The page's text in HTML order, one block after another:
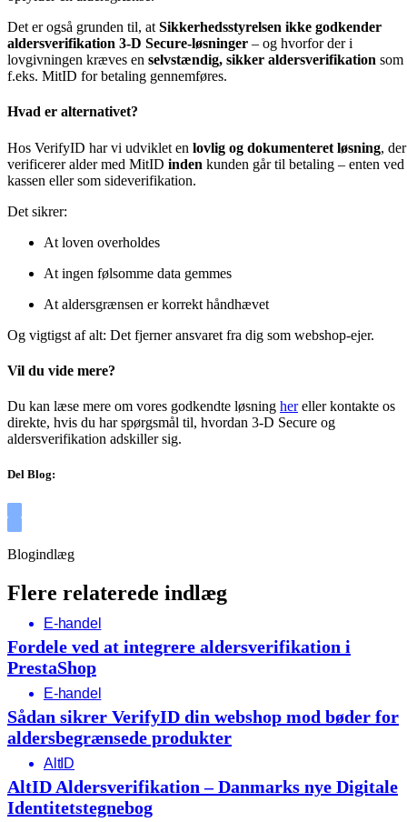
Det er også grunden til, at Sikkerhedsstyrelsen ikke godkender
aldersverifikation 3-D Secure-løsninger – og hvorfor der i
lovgivningen kræves en selvstændig, sikker aldersverifikation som
f.eks. MitID for betaling gennemføres.
Hvad er alternativet?
Hos VerifyID har vi udviklet en lovlig og dokumenteret løsning, der
verificerer alder med MitID inden kunden går til betaling – enten ved
kassen eller som sideverifikation.
Det sikrer:
At loven overholdes
At ingen følsomme data gemmes
At aldersgrænsen er korrekt håndhævet
Og vigtigst af alt: Det fjerner ansvaret fra dig som webshop-ejer.
Vil du vide mere?
Du kan læse mere om vores godkendte løsning hereller kontakte os
direkte, hvis du har spørgsmål til, hvordan 3-D Secure og
aldersverifikation adskiller sig.
Del Blog:
Blogindlæg
Flere relaterede indlæg
E-handel
Fordele ved at integrere aldersverifikation i
PrestaShop
E-handel
Sådan sikrer VerifyID din webshop mod bøder for
aldersbegrænsede produkter
AltID
AltID Aldersverifikation – Danmarks nye Digitale
Identitetstegnebog